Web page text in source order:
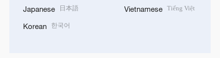
Japanese 日本語
Korean 한국어
Vietnamese Tiếng Việt